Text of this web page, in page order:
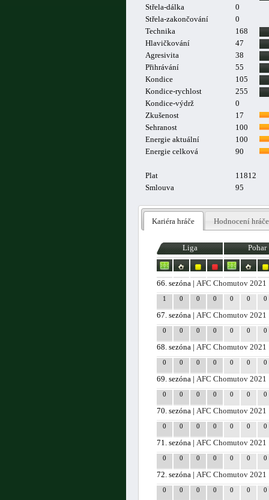
Střela-dálka
0
Střela-zakončování
0
Technika
168
Hlavičkování
47
Agresivita
38
Přihrávání
55
Kondice
105
Kondice-rychlost
255
Kondice-výdrž
0
Zkušenost
17
Sehranost
100
Energie aktuální
100
Energie celková
90
Plat
11812
Smlouva
95
Kariéra hráče Hodnocení hráče
Liga Pohar
66. sezóna | AFC Chomutov 2021
1 0 0 0 0 0 0
67. sezóna | AFC Chomutov 2021
0 0 0 0 0 0 0
68. sezóna | AFC Chomutov 2021
0 0 0 0 0 0 0
69. sezóna | AFC Chomutov 2021
0 0 0 0 0 0 0
70. sezóna | AFC Chomutov 2021
0 0 0 0 0 0 0
71. sezóna | AFC Chomutov 2021
0 0 0 0 0 0 0
72. sezóna | AFC Chomutov 2021
0 0 0 0 0 0 0